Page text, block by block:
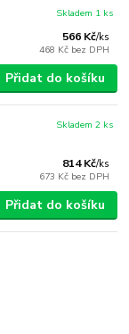
566 Kč/ks
468 Kč bez DPH
Skladem 1 ks
Přidat do košíku
814 Kč/ks
673 Kč bez DPH
Skladem 2 ks
Přidat do košíku